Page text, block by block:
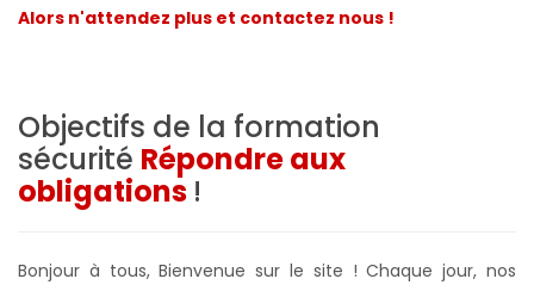
Alors n'attendez plus et contactez nous !
Objectifs de la formation
sécurité Répondre aux
obligations !
Bonjour à tous, Bienvenue sur le site ! Chaque jour, nos